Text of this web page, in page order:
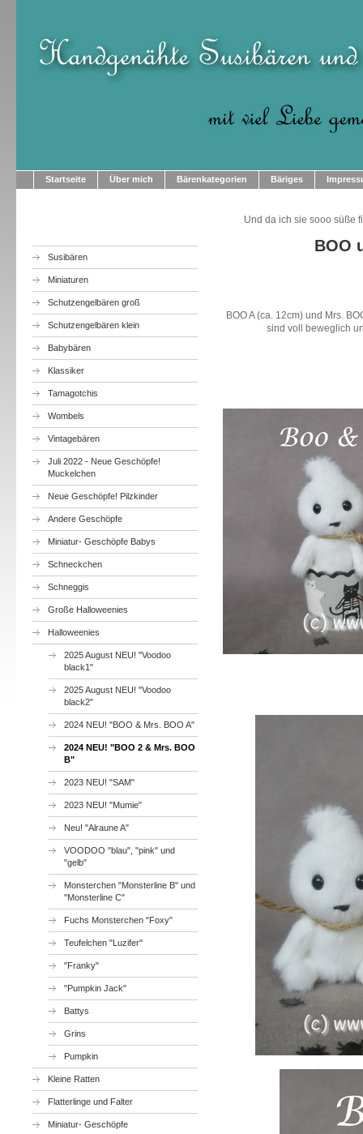
Startseite Über mich Bärenkategorien Bäriges
Susibären
Miniaturen
Schutzengelbären groß
Schutzengelbären klein
Babybären
Klassiker
Tamagotchis
Wombels
Vintagebären
Juli 2022 - Neue Geschöpfe!
Muckelchen
Neue Geschöpfe! Pilzkinder
Andere Geschöpfe
Miniatur- Geschöpfe Babys
Schneckchen
Schneggis
Große Halloweenies
Halloweenies
2025 August NEU! "Voodoo
black1"
2025 August NEU! "Voodoo
black2"
2024 NEU! "BOO & Mrs. BOO A"
2024 NEU! "BOO 2 & Mrs. BOO
B"
2023 NEU! "SAM"
2023 NEU! "Mumie"
Neu! "Alraune A"
VOODOO "blau", "pink" und
"gelb"
Monsterchen "Monsterline B" und
"Monsterline C"
Fuchs Monsterchen "Foxy"
Teufelchen "Luzifer"
"Franky"
"Pumpkin Jack"
Battys
Grins
Pumpkin
Kleine Ratten
Flatterlinge und Falter
Miniatur- Geschöpfe
Und da ich sie sooo süße
BOO
BOO A (ca. 12cm) und Mrs.
sind voll beweglich